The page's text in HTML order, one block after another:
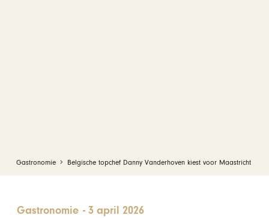
Gastronomie Belgische topchef Danny Vanderhoven kiest voor Maastricht
Gastronomie -3 april 2026